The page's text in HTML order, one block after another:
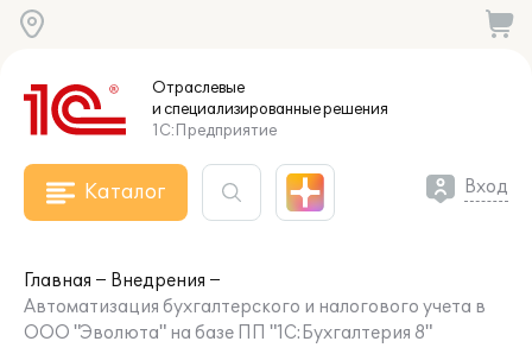
Отраслевые
и специализированныерешения
1С:Предприятие
Каталог Вход
Главная
Внедрения
Автоматизация бухгалтерского и налогового учета в
ООО "Эволюта" на базе ПП "1С:Бухгалтерия 8"